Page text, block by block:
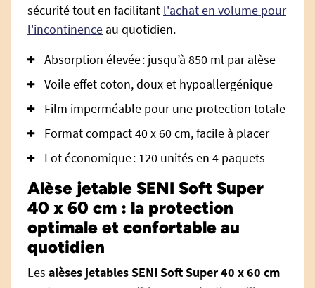
sécurité tout en facilitant l'achat en volume pour
l'incontinence au quotidien.
Absorption élevée : jusqu’à 850 ml par alèse
Voile effet coton, doux et hypoallergénique
Film imperméable pour une protection totale
Format compact 40 x 60 cm, facile à placer
Lot économique : 120 unités en 4 paquets
Alèse jetable SENI Soft Super
40 x 60 cm : la protection
optimale et confortable au
quotidien
Les alèses jetables SENI Soft Super 40 x 60 cm